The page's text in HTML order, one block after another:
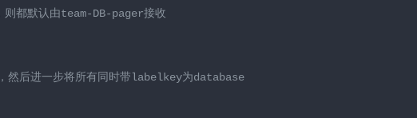
则都默认由team-DB-pager接收
然后进一步将所有同时带labelkey为database